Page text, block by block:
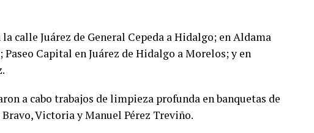
calle Juárez de General Cepeda a Hidalgo; en Aldama
Capital en Juárez de Hidalgo a Morelos; y en
a cabo trabajos de limpieza profunda en banquetas de
Victoria y Manuel Pérez Treviño.